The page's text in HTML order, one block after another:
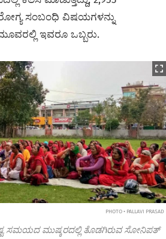
ಸಂಬಂಧಿ ವಿಷಯಗಳನ್ನು
ಇವರೂ ಒಬ್ಬರು.
PHOTO • PALLAVI PRASAD
ಸಮಯದ ಮುಷ್ಕರದಲ್ಲಿ ತೊಡಗಿರುವ ಸೋನಿಪತ್